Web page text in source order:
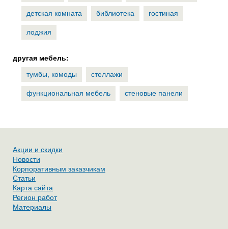
детская комната
библиотека
гостиная
лоджия
другая мебель:
тумбы, комоды
стеллажи
функциональная мебель
стеновые панели
Акции и скидки
Новости
Корпоративным заказчикам
Статьи
Карта сайта
Регион работ
Материалы